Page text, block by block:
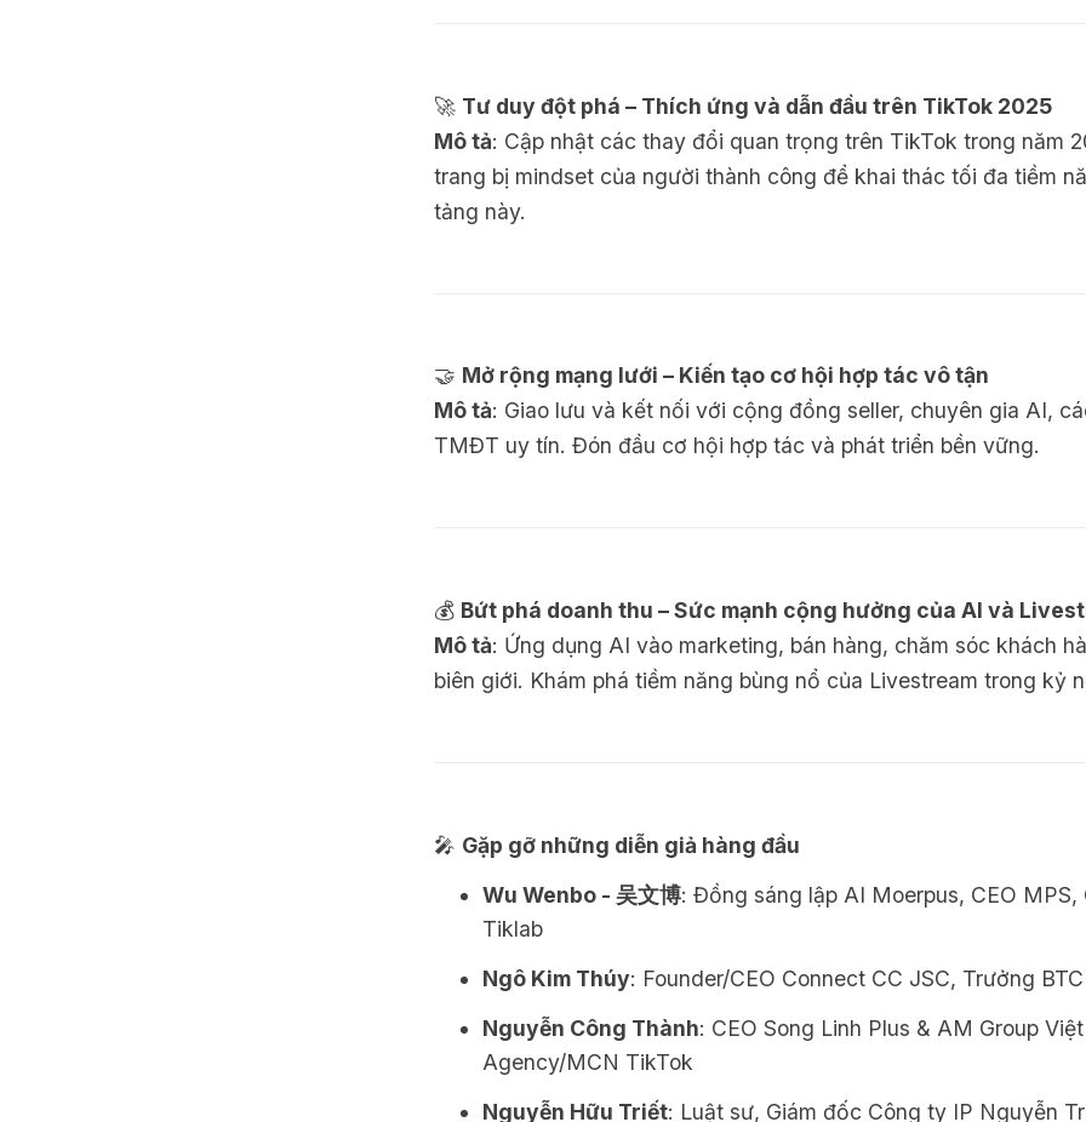
🚀 Tư duy đột phá – Thích ứng và dẫn đầu trên TikTok 2025
Mô tả: Cập nhật các thay đổi quan trọng trên TikTok trong năm
trang bị mindset của người thành công để khai thác tối đa tiềm
tảng này.
🤝 Mở rộng mạng lưới – Kiến tạo cơ hội hợp tác vô tận
Mô tả: Giao lưu và kết nối với cộng đồng seller, chuyên gia AI,
TMĐT uy tín. Đón đầu cơ hội hợp tác và phát triển bền vững.
💰 Bứt phá doanh thu – Sức mạnh cộng hưởng của AI và
Mô tả: Ứng dụng AI vào marketing, bán hàng, chăm sóc khách
biên giới. Khám phá tiềm năng bùng nổ của Livestream trong kỷ
🎤 Gặp gỡ những diễn giả hàng đầu
Wu Wenbo - 吴文博: Đồng sáng lập AI Moerpus, CEO MPS,
Tiklab
Ngô Kim Thúy: Founder/CEO Connect CC JSC, Trưởng BTC
Nguyễn Công Thành: CEO Song Linh Plus & AM Group
Agency/MCN TikTok
Nguyễn Hữu Triết: Luật sư, Giám đốc Công ty IP Nguyễn